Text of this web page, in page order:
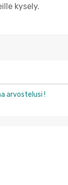
kysely.
arvostelusi !